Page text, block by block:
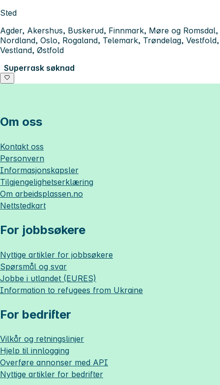
Sted
Agder, Akershus, Buskerud, Finnmark, Møre og Romsdal,
Nordland, Oslo, Rogaland, Telemark, Trøndelag, Vestfold,
Vestland, Østfold
Superrask søknad
Om oss
Kontakt oss
Personvern
Informasjonskapsler
Tilgjengelighetserklæring
Om arbeidsplassen.no
Nettstedkart
For jobbsøkere
Nyttige artikler for jobbsøkere
Spørsmål og svar
Jobbe i utlandet (EURES)
Information to refugees from Ukraine
For bedrifter
Vilkår og retningslinjer
Hjelp til innlogging
Overføre annonser med API
Nyttige artikler for bedrifter